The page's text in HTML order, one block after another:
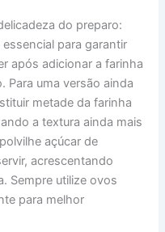
do preparo:
para garantir
após adicionar a farinha
Para uma versão ainda
metade da farinha
a textura ainda mais
açúcar de
acrescentando
Sempre utilize ovos
para melhor